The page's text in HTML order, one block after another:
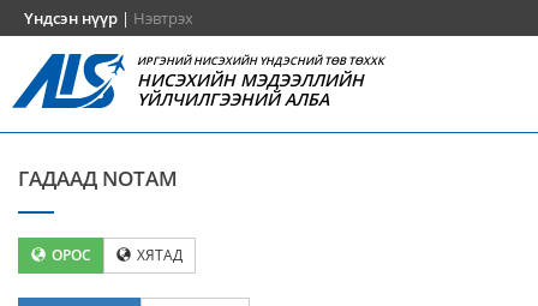
Үндсэн нүүр | Нэвтрэх
ИРГЭНИЙ НИСЭХИЙН ҮНДЭСНИЙ ТӨВ ТӨХХК
НИСЭХИЙН МЭДЭЭЛЛИЙН
ҮЙЛЧИЛГЭЭНИЙ АЛБА
ГАДААД NOTAM
ОРОС ХЯТАД